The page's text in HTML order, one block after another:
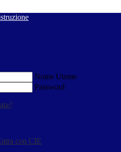
Nome Utente
Password
con CIE